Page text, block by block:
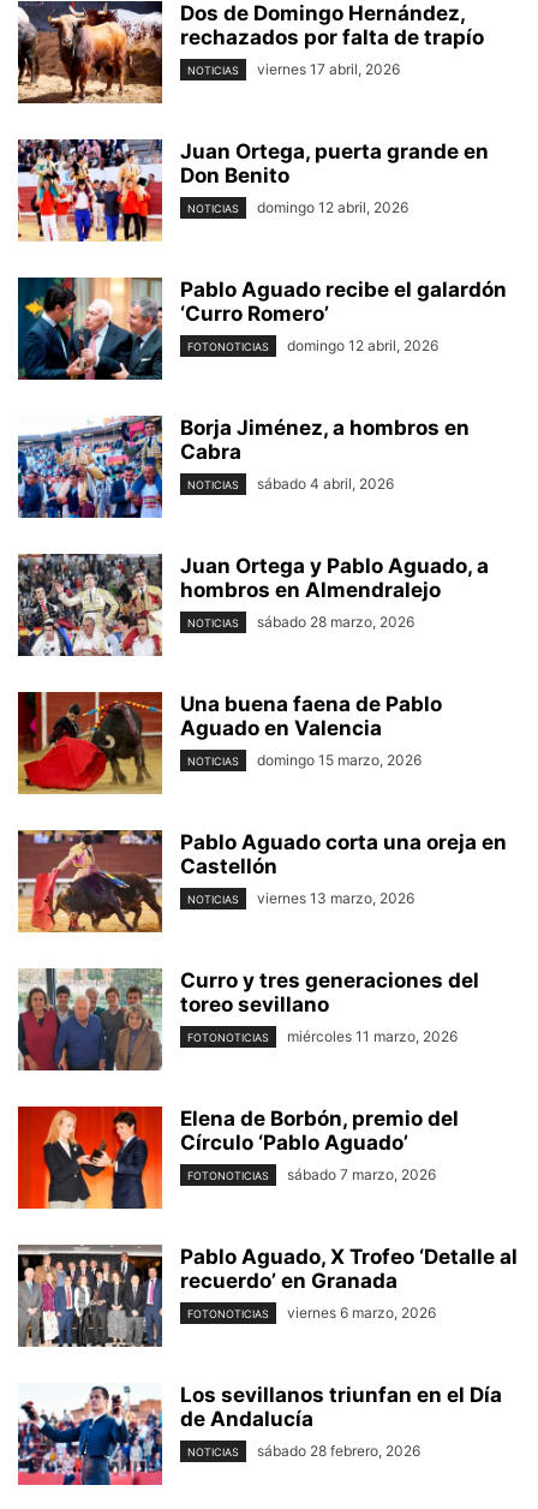
Dos de Domingo Hernández,
rechazados por falta de trapío
NOTICIAS viernes 17 abril, 2026
Juan Ortega, puerta grande en
Don Benito
NOTICIAS domingo 12 abril, 2026
Pablo Aguado recibe el galardón
‘Curro Romero’
FOTONOTICIAS domingo 12 abril, 2026
Borja Jiménez, a hombros en
Cabra
NOTICIAS sábado 4 abril, 2026
Juan Ortega y Pablo Aguado, a
hombros en Almendralejo
NOTICIAS sábado 28 marzo, 2026
Una buena faena de Pablo
Aguado en Valencia
NOTICIAS domingo 15 marzo, 2026
Pablo Aguado corta una oreja en
Castellón
NOTICIAS viernes 13 marzo, 2026
Curro y tres generaciones del
toreo sevillano
FOTONOTICIAS miércoles 11 marzo, 2026
Elena de Borbón, premio del
Círculo ‘Pablo Aguado’
FOTONOTICIAS sábado 7 marzo, 2026
Pablo Aguado, X Trofeo ‘Detalle al
recuerdo’ en Granada
FOTONOTICIAS viernes 6 marzo, 2026
Los sevillanos triunfan en el Día
de Andalucía
NOTICIAS sábado 28 febrero, 2026